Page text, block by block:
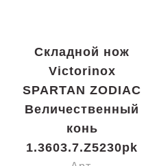
Складной нож
Victorinox
SPARTAN ZODIAC
Величественный
конь
1.3603.7.Z5230pk